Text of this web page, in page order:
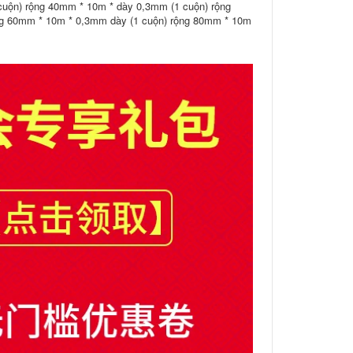
rộng 40mm * 10m * dày 0,3mm (1 cuộn) rộng
* 10m * 0,3mm dày (1 cuộn) rộng 80mm * 10m